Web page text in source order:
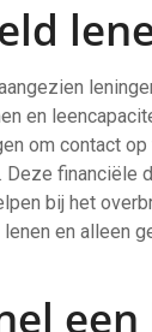
en
om contact
financiële
bij het
en alleen
een